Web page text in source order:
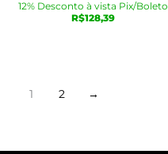
12% Desconto à vista Pix/Boleto
R$128,39
1 2 →